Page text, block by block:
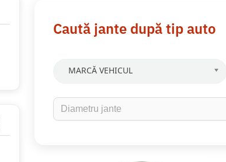
Caută jante după tip auto
MARCĂ VEHICUL